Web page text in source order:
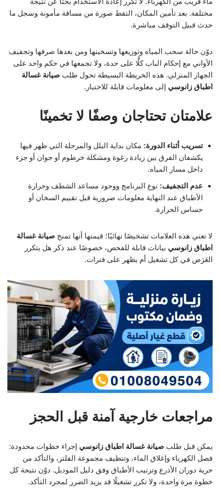
مختلفة. بعد تأمين المكان، التقط صورة من مسافة مأمونة وسجل ما
حدث قبيل التوقف مباشرة.
دوّن حالة سحب المياه وتوزيعها وتسخينها ومن بعدها صرفها وتجفيف
الأواني مع إحكام الباب كلًّا على حدة، ولا تجمعها في حكم واحد على
الجهاز المنزلي. هذه الخريطة البسيطة تحول طلب صيانة غسالة
اطباق زانوسي إلى معلومات قابلة للاختبار.
علامتان تحتاجان وصفًا لا تخمينًا
تسريب أثناء الدورة: مكان بداية البلل والمرحلة التي ظهر فيها
يكشفان الفرق بين زيادة رغوة ومشكلة خرطوم أو جوان أو جزء
داخل مسار المياه.
عدم التجفيف: نوع البرنامج ووجود مساعد الشطف وحرارة
الأطباق عند النهاية معلومات ضرورية قبل تقييم السخان أو
حساس الحرارة.
لا تعني هذه العلامات تشخيصًا نهائيًا؛ قيمتها أنها تمنح صيانة غسالة
اطباق زانوسي بيانات قابلة للفحص، خصوصًا عند ذكر هل يتكرر
العَرَض في كل تشغيل أم يظهر على فترات.
مراجعات خارجية آمنة قبل الحجز
يمكن قبل طلب صيانة غسالة اطباق زانوسي إجراء خطوات محدودة:
فصل الكهرباء وإغلاق الماء، وتنظيف مجموعة الفلتر، والتأكد من
حرية دوران الأذرع وترتيب الأطباق وفق دليل الموديل. دوّن نتيجة كل
خطوة مرة واحدة، ولا تكرر تشغيلًا قد يزيد الضرر لمجرد التأكد.